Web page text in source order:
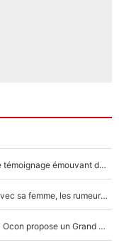
F1 : « Je lui ai fait un câlin, puis j’ai dû partir...», le témoignage émouvant de Max Verstappen sur sa fille
F1 : Charles Leclerc surpris par les paparazzis avec sa femme, les rumeurs étaient vraies !
Comme pour le final du Tour de France, Esteban Ocon propose un Grand Prix de Formule 1 à Paris : «Autour de l’Arc de Triomphe, ce serait génial» !